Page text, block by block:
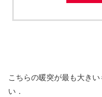
こちらの暖突が最も大き
い．